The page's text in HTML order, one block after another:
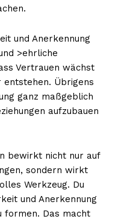
und Anerkennung
>ehrliche
Vertrauen wächst
entstehen. Übrigens
ganz maßgeblich
aufzubauen
bewirkt nicht nur auf
sondern wirkt
Werkzeug. Du
und Anerkennung
formen. Das macht